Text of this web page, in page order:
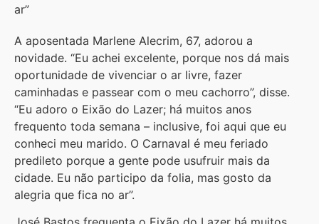
ar”
A aposentada Marlene Alecrim, 67, adorou a
novidade. “Eu achei excelente, porque nos dá mais
oportunidade de vivenciar o ar livre, fazer
caminhadas e passear com o meu cachorro”, disse.
“Eu adoro o Eixão do Lazer; há muitos anos
frequento toda semana – inclusive, foi aqui que eu
conheci meu marido. O Carnaval é meu feriado
predileto porque a gente pode usufruir mais da
cidade. Eu não participo da folia, mas gosto da
alegria que fica no ar”.